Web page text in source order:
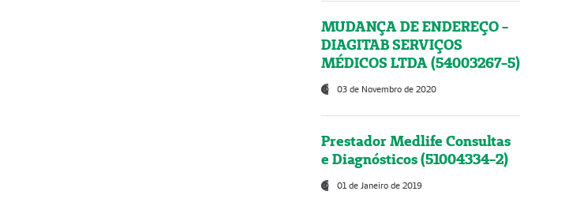
MUDANÇA DE ENDEREÇO -
DIAGITAB SERVIÇOS
MÉDICOS LTDA (54003267-5)
03 de Novembro de 2020
Prestador Medlife Consultas
e Diagnósticos (51004334-2)
01 de Janeiro de 2019